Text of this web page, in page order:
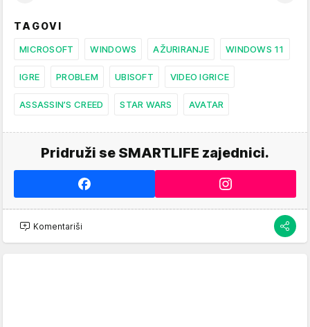
TAGOVI
MICROSOFT WINDOWS AŽURIRANJE WINDOWS 11
IGRE PROBLEM UBISOFT VIDEO IGRICE
ASSASSIN’S CREED STAR WARS AVATAR
Pridruži se SMARTLIFE zajednici.
Komentariši